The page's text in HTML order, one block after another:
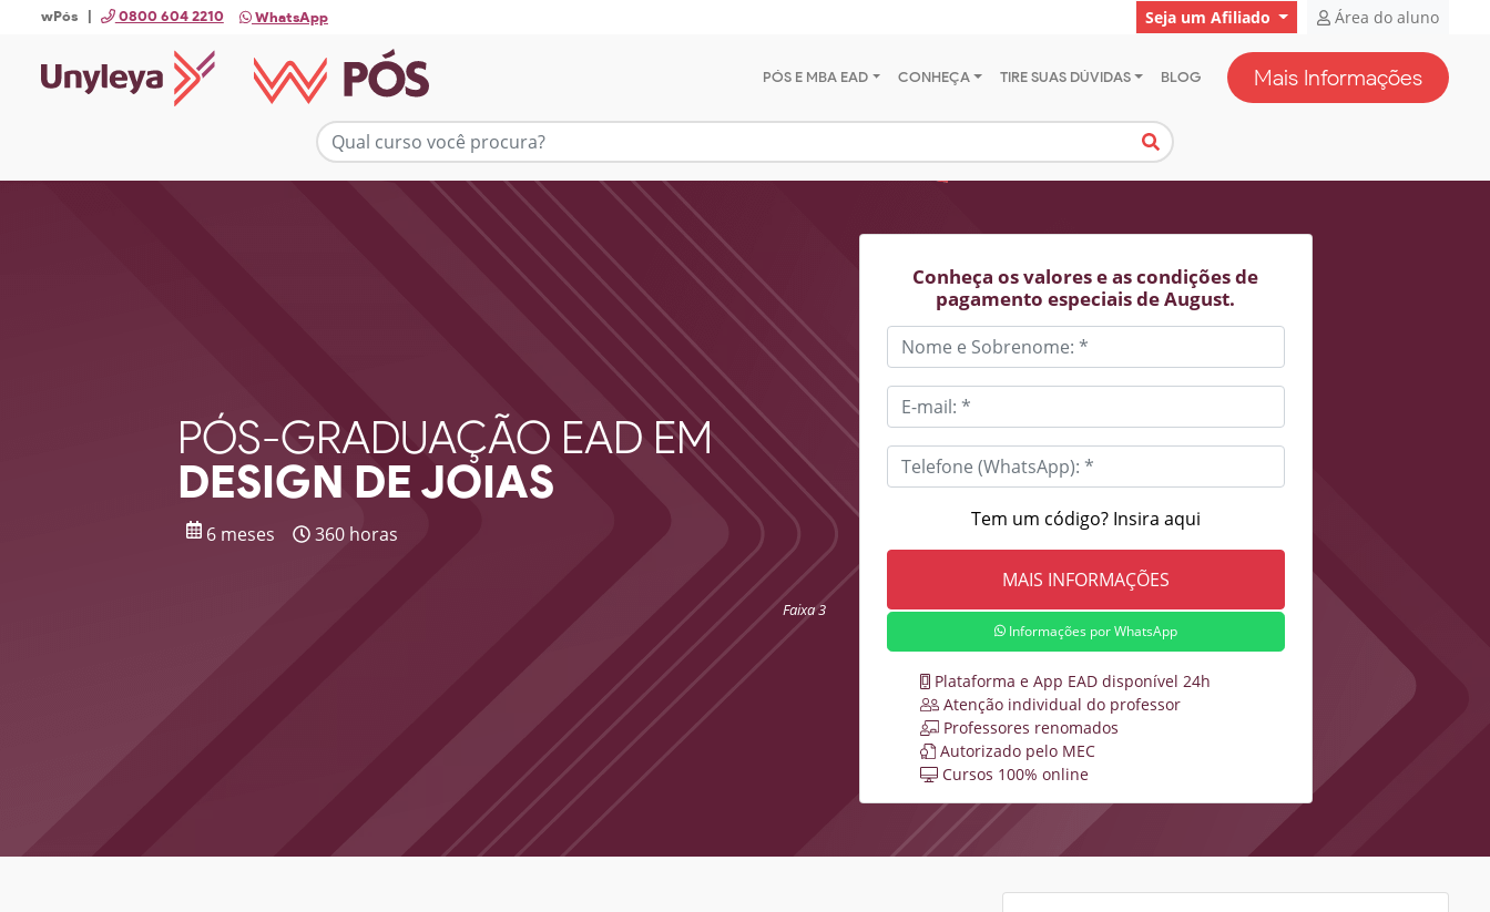
wPós | 0800 604 2210 WhatsApp Seja um Afiliado Área do aluno
PÓS E MBA EAD CONHEÇA TIRE SUAS DÚVIDAS BLOG Mais Informações
PÓS-GRADUAÇÃO EAD EM
DESIGN DE JOIAS
6 meses 360 horas
Faixa 3
Conheça os valores e as condições de
pagamento especiais de August.
Tem um código? Insira aqui
Informações por WhatsApp
Plataforma e App EAD disponível 24h
Atenção individual do professor
Professores renomados
Autorizado pelo MEC
Cursos 100% online